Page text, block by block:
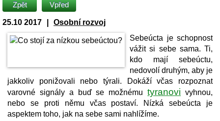
Zpět Vpřed
25.10 2017
Osobní rozvoj
Sebeúcta je schopnost
vážit si sebe sama. Ti,
kdo mají sebeúctu,
nedovolí druhým, aby je
jakkoliv ponižovali nebo týrali. Dokáží včas rozpoznat
varovné signály a buď se možnémutyranovi vyhnou,
nebo se proti němu včas postaví. Nízká sebeúcta je
aspektem toho, jak na sebe sami nahlížíme.